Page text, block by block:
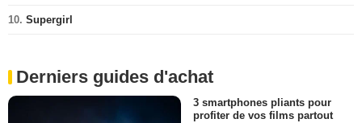
10. Supergirl
Derniers guides d'achat
3 smartphones pliants pour
profiter de vos films partout